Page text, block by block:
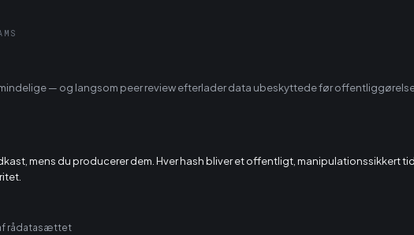
— og langsom peer review efterlader data ubeskyttede før
mens du producerer dem. Hver hash bliver et offentligt, manipulationssikkert
rådatasættet